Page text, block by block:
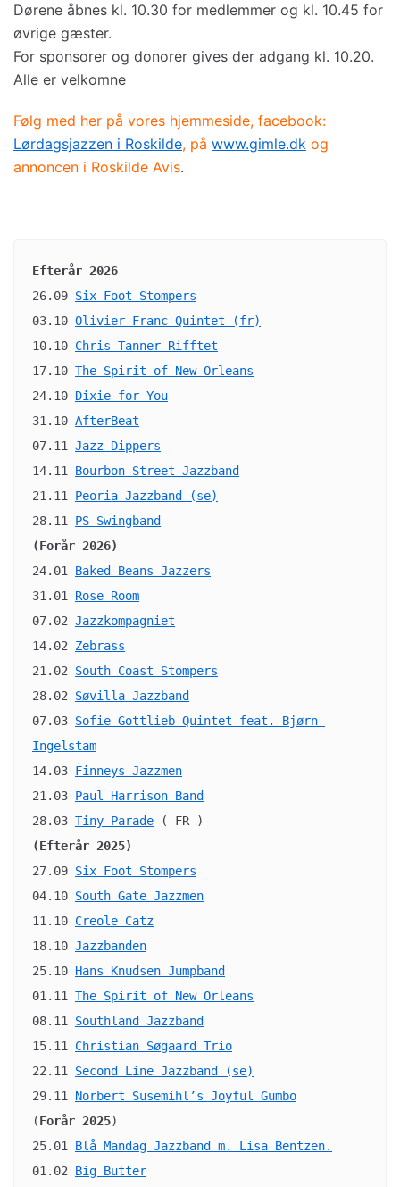
Dørene åbnes kl. 10.30 for medlemmer og kl. 10.45 for
øvrige gæster.
For sponsorer og donorer gives der adgang kl. 10.20.
Alle er velkomne
Følg med her på vores hjemmeside, facebook:
Lørdagsjazzen i Roskilde, på www.gimle.dk og
annoncen i Roskilde Avis.
Efterår 2026
26.09 Six Foot Stompers
03.10 Olivier Franc Quintet (fr)
10.10 Chris Tanner Rifftet
17.10 The Spirit of New Orleans
24.10 Dixie for You
31.10 AfterBeat
07.11 Jazz Dippers
14.11 Bourbon Street Jazzband
21.11 Peoria Jazzband (se)
28.11 PS Swingband
(Forår 2026)
24.01 Baked Beans Jazzers
31.01 Rose Room
07.02 Jazzkompagniet
14.02 Zebrass
21.02 South Coast Stompers
28.02 Søvilla Jazzband
07.03 Sofie Gottlieb Quintet feat. Bjørn
Ingelstam
14.03 Finneys Jazzmen
21.03 Paul Harrison Band
28.03 Tiny Parade
(Efterår 2025)
27.09 Six Foot Stompers
04.10 South Gate Jazzmen
11.10 Creole Catz
18.10 Jazzbanden
25.10 Hans Knudsen Jumpband
01.11 The Spirit of New Orleans
08.11 Southland Jazzband
15.11 Christian Søgaard Trio
22.11 Second Line Jazzband (se)
29.11 Norbert Susemihl’s Joyful Gumbo
(Forår 2025)
25.01 Blå Mandag Jazzband m. Lisa Bentzen.
01.02 Big Butter